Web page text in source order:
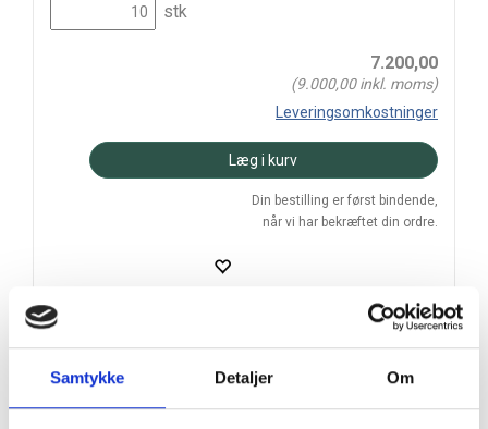
Samtykke Detaljer Om
stk
7.200,00
(9.000,00inkl. moms)
Leveringsomkostninger
Læg i kurv
Din bestilling er først bindende,
når vi har bekræftet din ordre.
På lager
Levering: 2-5 hverdage